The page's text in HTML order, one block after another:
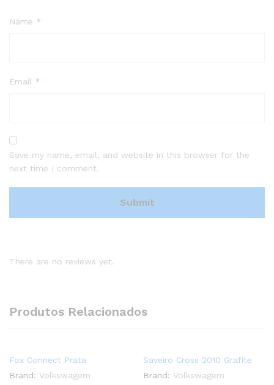
Name *
Email *
Save my name, email, and website in this browser for the
next time I comment.
There are no reviews yet.
Produtos Relacionados
Fox Connect Prata
Brand: Volkswagem
Saveiro Cross 2010 Grafite
Brand: Volkswagem